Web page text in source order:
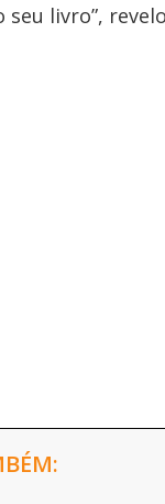
seu livro”,